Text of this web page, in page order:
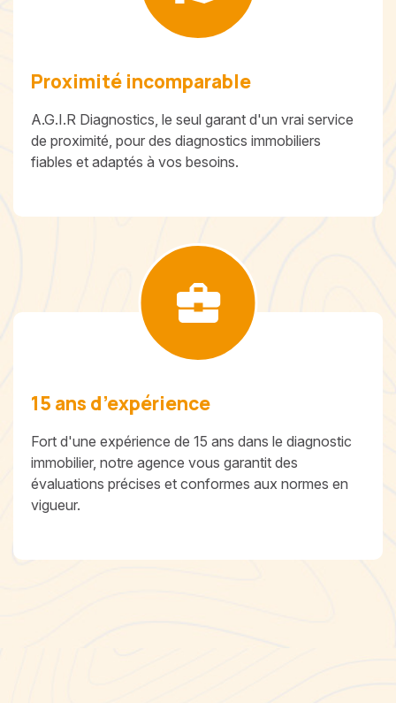
Proximité incomparable
A.G.I.R Diagnostics, le seul garant d'un vrai service
de proximité, pour des diagnostics immobiliers
fiables et adaptés à vos besoins.
15 ans d’expérience
Fort d'une expérience de 15 ans dans le diagnostic
immobilier, notre agence vous garantit des
évaluations précises et conformes aux normes en
vigueur.